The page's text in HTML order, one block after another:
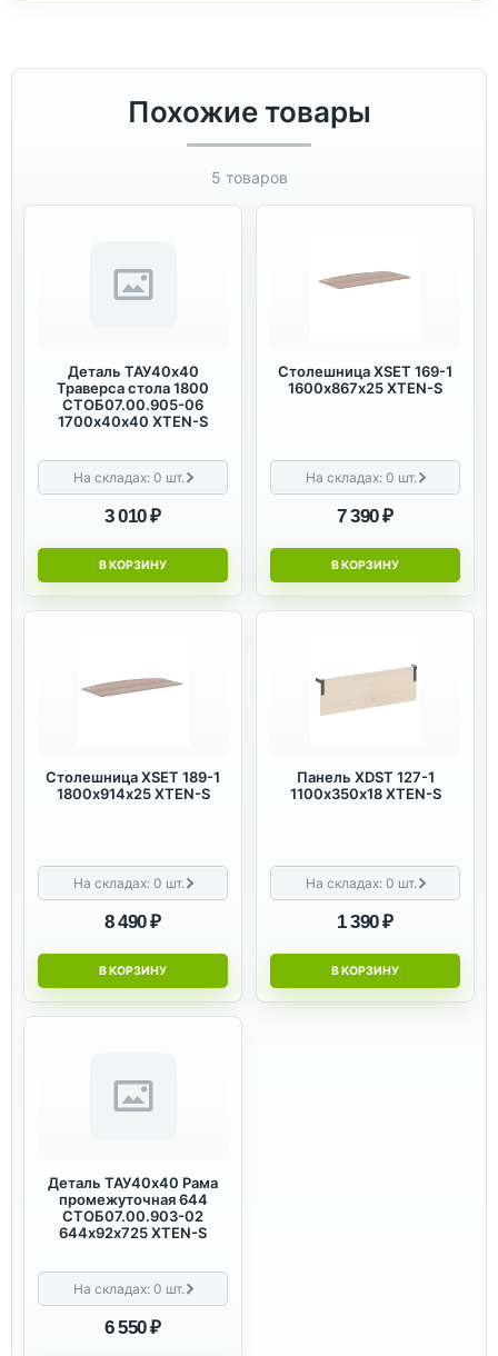
Похожие товары
5 товаров
Деталь ТАУ40х40
Траверса стола 1800
СТОБ07.00.905-06
1700х40х40 XTEN-S
На складах:0 шт.
3 010 ₽
В КОРЗИНУ
Столешница XSET 169-1
1600х867х25 XTEN-S
На складах:0 шт.
7 390 ₽
В КОРЗИНУ
Столешница XSET 189-1
1800х914х25 XTEN-S
На складах:0 шт.
8 490 ₽
В КОРЗИНУ
Панель XDST 127-1
1100х350х18 XTEN-S
На складах:0 шт.
1 390 ₽
В КОРЗИНУ
Деталь ТАУ40х40 Рама
промежуточная 644
СТОБ07.00.903-02
644х92х725 XTEN-S
На складах:0 шт.
6 550 ₽